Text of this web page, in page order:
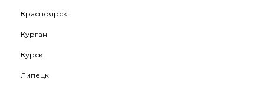
Красноярск
Курган
Курск
Липецк